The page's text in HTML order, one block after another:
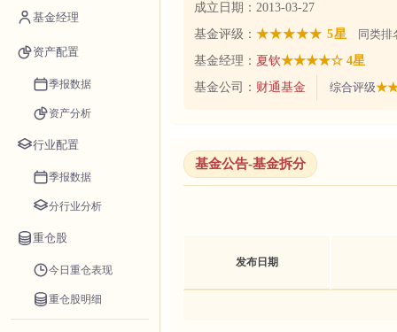
基金经理
资产配置
季报数据
资产分析
行业配置
季报数据
分行业分析
重仓股
今日重仓表现
重仓股明细
成立日期： 2013-03-27
基金评级： ★★★★★ 5星
同类排
基金经理： 夏钦★★★★☆ 4星
基金公司： 财通基金 综合评级
基金公告-基金拆分
发布日期